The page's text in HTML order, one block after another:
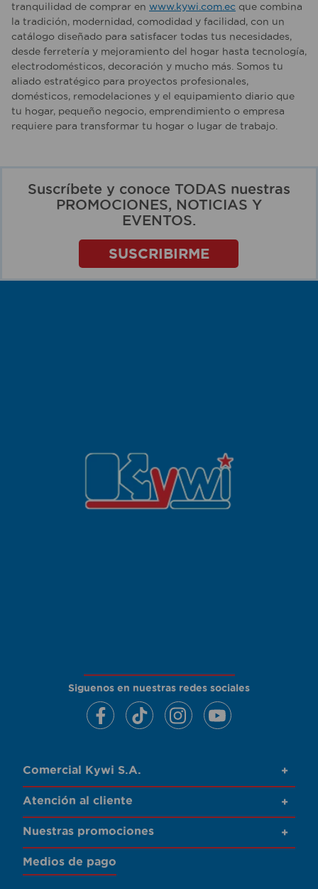
tranquilidad de comprar en www.kywi.com.ec que combina
la tradición, modernidad, comodidad y facilidad, con un
catálogo diseñado para satisfacer todas tus necesidades,
desde ferretería y mejoramiento del hogar hasta tecnología,
electrodomésticos, decoración y mucho más. Somos tu
aliado estratégico para proyectos profesionales,
domésticos, remodelaciones y el equipamiento diario que
tu hogar, pequeño negocio, emprendimiento o empresa
requiere para transformar tu hogar o lugar de trabajo.
Suscríbete y conoce TODAS nuestras
PROMOCIONES, NOTICIAS Y
EVENTOS.
SUSCRIBIRME
Siguenos en nuestras redes sociales
Comercial Kywi S.A. +
Atención al cliente +
Nuestras promociones +
Medios de pago